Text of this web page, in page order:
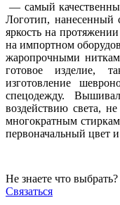
— самый
Логотип,
яркость на
на импортном
жаропрочными
готовое изделие,
изготовление
спецодежду.
воздействию света,
многократным
первоначальный цвет
Не знаете что
Связаться